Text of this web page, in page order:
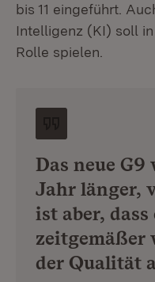
bis 11 eingeführt.
Intelligenz (KI) soll
Rolle spielen.
Das neue
Jahr länger,
ist aber, dass
zeitgemäßer
der Qualität